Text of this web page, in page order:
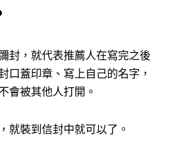
封，就代表推薦人在寫完之後
口蓋印章、寫上自己的名字，
會被其他人打開。
就裝到信封中就可以了。